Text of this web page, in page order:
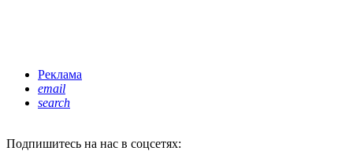
Реклама
email
search
Подпишитесь на нас в соцсетях: